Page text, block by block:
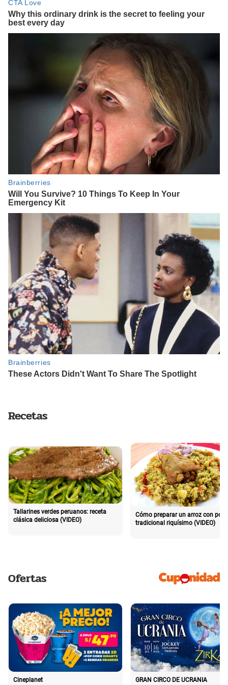
Recetas
Tallarines verdes peruanos: receta
clásica deliciosa (VIDEO)
Cómo preparar un arroz con pollo
tradicional riquísimo (VIDEO)
Ofertas
Cineplanet GRAN CIRCO DE UCRANIA